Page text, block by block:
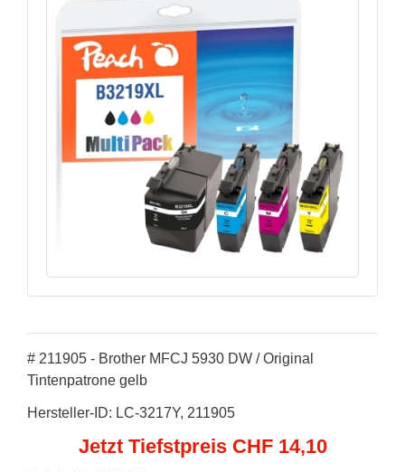
# 211905 - Brother MFCJ 5930 DW / Original
Tintenpatrone gelb
Hersteller-ID: LC-3217Y, 211905
Jetzt Tiefstpreis CHF 14,10